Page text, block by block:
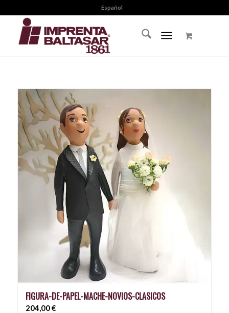
Español
FIGURA-DE-PAPEL-MACHE-NOVIOS-CLASICOS
204,00€